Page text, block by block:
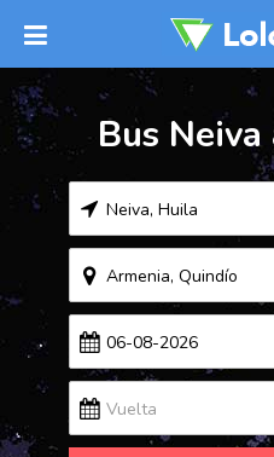
Bus